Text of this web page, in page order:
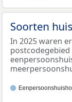
Soorten
In 2025 waren
postcodegebied